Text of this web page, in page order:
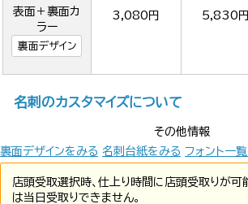
表面＋裏面カ
ラー
裏面デザイン
3,080円 5,830円
名刺のカスタマイズについて
その他情報
裏面デザインをみる 名刺台紙をみる フォント一
店頭受取選択時、仕上り時間に店頭受取りが
は当日受取りできません。